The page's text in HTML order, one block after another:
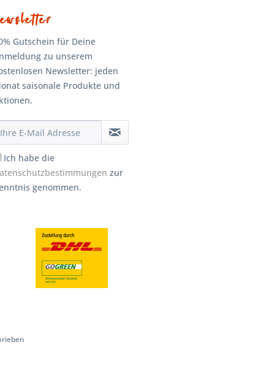
Gutschein für Deine
zu unserem
Newsletter: jeden
saisonale Produkte und
Ich habe die
zur
genommen.